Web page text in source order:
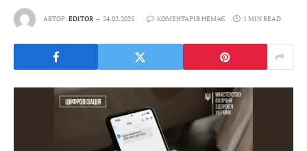
АВТОР:EDITOR 24.02.2025 КОМЕНТАРІВ НЕМАЄ 1 MIN READ